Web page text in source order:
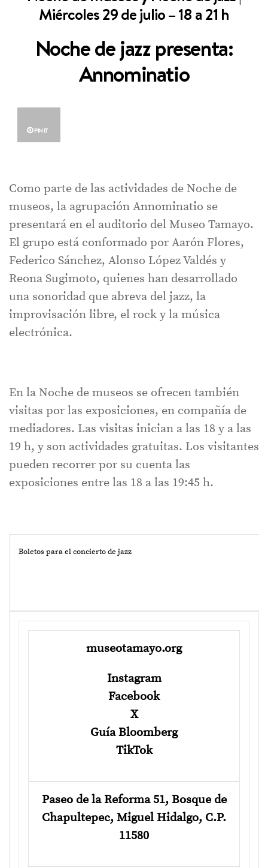
Miércoles 29 de julio – 18 a 21 h
Noche de jazz presenta:
Annominatio
PIN IT
Como parte de las actividades de Noche de
museos, la agrupación Annominatio se
presentará en el auditorio del Museo Tamayo.
El grupo está conformado por Aarón Flores,
Federico Sánchez, Alonso López Valdés y
Reona Sugimoto, quienes han desarrollado
una sonoridad que abreva del jazz, la
improvisación libre, el rock y la música
electrónica.
En la Noche de museos se ofrecen también
visitas por las exposiciones, en compañía de
mediadores. Las visitas inician a las 18 y a las
19 h, y son actividades gratuitas. Los visitantes
pueden recorrer por su cuenta las
exposiciones entre las 18 a las 19:45 h.
Boletos para el concierto de jazz
museotamayo.org
Instagram
Facebook
X
Guía Bloomberg
TikTok
Paseo de la Reforma 51, Bosque de
Chapultepec, Miguel Hidalgo, C.P.
11580